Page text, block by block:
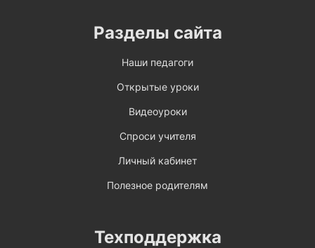
Разделы сайта
Наши педагоги
Открытые уроки
Видеоуроки
Спроси учителя
Личный кабинет
Полезное родителям
Техподдержка